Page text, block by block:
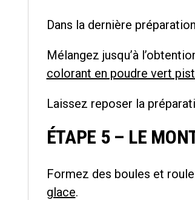
Dans la dernière
Mélangez jusqu’à
colorant en poudre vert
Laissez reposer la
ÉTAPE 5 – LE
Formez des boules et
glace.